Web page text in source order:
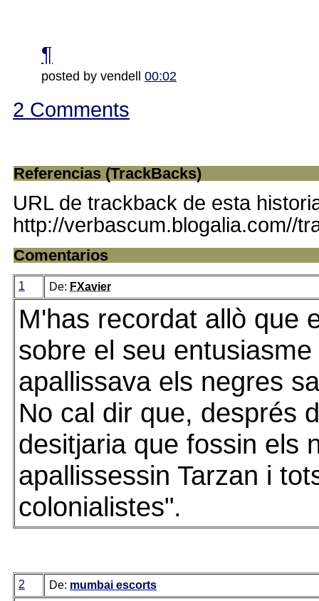
¶
posted by vendell 00:02
2 Comments
Referencias (TrackBacks)
URL de trackback de esta
http://verbascum.blogalia.com//
Comentarios
1 De: FXavier
M'has recordat allò que
sobre el seu
apallissava els negres
No cal dir que, després
desitjaria que fossin els
apallissessin Tarzan i
colonialistes".
2 De: mumbai escorts